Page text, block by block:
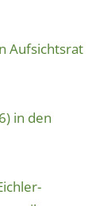
Aufsichtsrat
in den